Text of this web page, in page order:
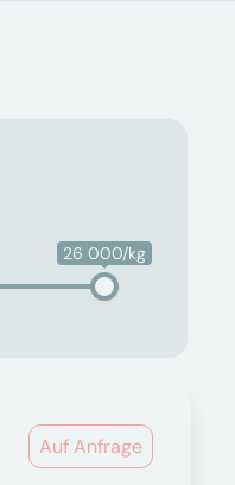
26 000/kg
Auf Anfrage